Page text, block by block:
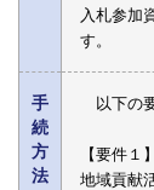
入札参加
す。
手
続
方
法
以下の
【要件１】
地域貢献